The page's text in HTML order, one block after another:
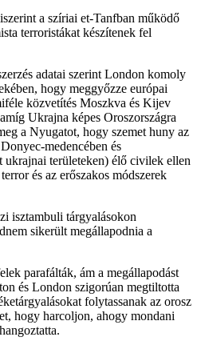
a szíriai et-Tanfban működő
terroristákat készítenek fel
adatai szerint London komoly
hogy meggyőzze európai
közvetítés Moszkva és Kijev
Ukrajna képes Oroszországra
a Nyugatot, hogy szemet huny az
medencében és
ukrajnai területeken) élő civilek ellen
és az erőszakos módszerek
isztambuli tárgyalásokon
sikerült megállapodnia a
parafálták, ám a megállapodást
és London szigorúan megtiltotta
folytassanak az orosz
hogy harcoljon, ahogy mondani